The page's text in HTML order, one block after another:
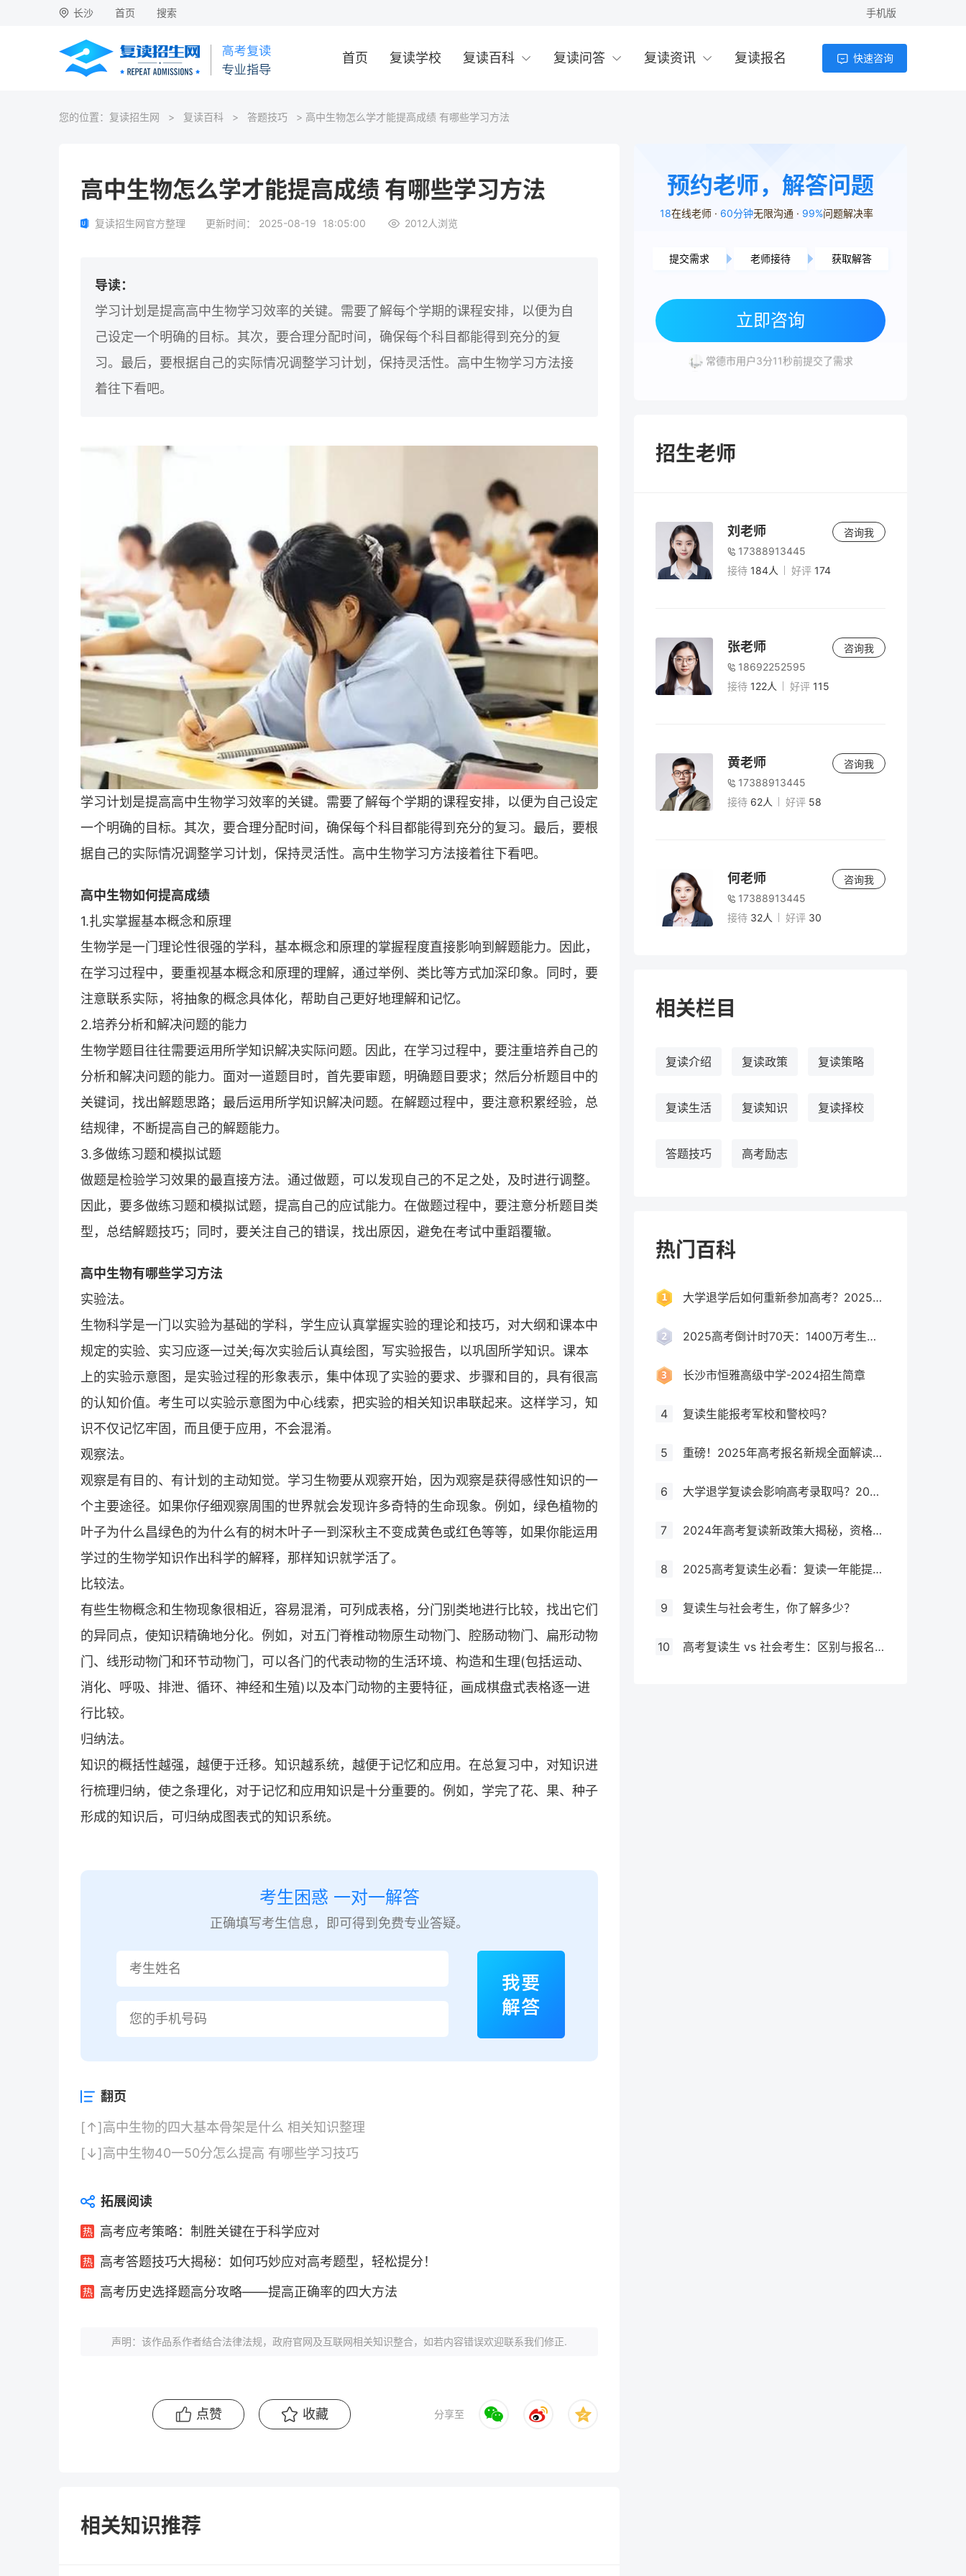
长沙 首页 搜索 手机版
首页 复读学校 复读百科 复读问答 复读资讯 复读报名 快速咨询
您的位置： 复读招生网 > 复读百科 > 答题技巧 > 高中生物怎么学才能提高成绩 有哪些学习方法
高中生物怎么学才能提高成绩 有哪些学习方法
复读招生网官方整理 更新时间： 2025-08-19 18:05:00 2012人浏览
导读：
学习计划是提高高中生物学习效率的关键。需要了解每个学期的课程安排，以便为自
己设定一个明确的目标。其次，要合理分配时间，确保每个科目都能得到充分的复
习。最后，要根据自己的实际情况调整学习计划，保持灵活性。高中生物学习方法接
着往下看吧。
学习计划是提高高中生物学习效率的关键。需要了解每个学期的课程安排，以便为自己设定
一个明确的目标。其次，要合理分配时间，确保每个科目都能得到充分的复习。最后，要根
据自己的实际情况调整学习计划，保持灵活性。高中生物学习方法接着往下看吧。
高中生物如何提高成绩
1.扎实掌握基本概念和原理
生物学是一门理论性很强的学科，基本概念和原理的掌握程度直接影响到解题能力。因此，
在学习过程中，要重视基本概念和原理的理解，通过举例、类比等方式加深印象。同时，要
注意联系实际，将抽象的概念具体化，帮助自己更好地理解和记忆。
2.培养分析和解决问题的能力
生物学题目往往需要运用所学知识解决实际问题。因此，在学习过程中，要注重培养自己的
分析和解决问题的能力。面对一道题目时，首先要审题，明确题目要求；然后分析题目中的
关键词，找出解题思路；最后运用所学知识解决问题。在解题过程中，要注意积累经验，总
结规律，不断提高自己的解题能力。
3.多做练习题和模拟试题
做题是检验学习效果的最直接方法。通过做题，可以发现自己的不足之处，及时进行调整。
因此，要多做练习题和模拟试题，提高自己的应试能力。在做题过程中，要注意分析题目类
型，总结解题技巧；同时，要关注自己的错误，找出原因，避免在考试中重蹈覆辙。
高中生物有哪些学习方法
实验法。
生物科学是一门以实验为基础的学科，学生应认真掌握实验的理论和技巧，对大纲和课本中
规定的实验、实习应逐一过关;每次实验后认真绘图，写实验报告，以巩固所学知识。课本
上的实验示意图，是实验过程的形象表示，集中体现了实验的要求、步骤和目的，具有很高
的认知价值。考生可以实验示意图为中心线索，把实验的相关知识串联起来。这样学习，知
识不仅记忆牢固，而且便于应用，不会混淆。
观察法。
观察是有目的、有计划的主动知觉。学习生物要从观察开始，因为观察是获得感性知识的一
个主要途径。如果你仔细观察周围的世界就会发现许多奇特的生命现象。例如，绿色植物的
叶子为什么昌绿色的为什么有的树木叶子一到深秋主不变成黄色或红色等等，如果你能运用
学过的生物学知识作出科学的解释，那样知识就学活了。
比较法。
有些生物概念和生物现象很相近，容易混淆，可列成表格，分门别类地进行比较，找出它们
的异同点，使知识精确地分化。例如，对五门脊椎动物原生动物门、腔肠动物门、扁形动物
门、线形动物门和环节动物门，可以各门的代表动物的生活环境、构造和生理(包括运动、
消化、呼吸、排泄、循环、神经和生殖)以及本门动物的主要特征，画成棋盘式表格逐一进
行比较。
归纳法。
知识的概括性越强，越便于迁移。知识越系统，越便于记忆和应用。在总复习中，对知识进
行梳理归纳，使之条理化，对于记忆和应用知识是十分重要的。例如，学完了花、果、种子
形成的知识后，可归纳成图表式的知识系统。
考生困惑 一对一解答
正确填写考生信息，即可得到免费专业答疑。
翻页
[↑]高中生物的四大基本骨架是什么 相关知识整理
[↓]高中生物40一50分怎么提高 有哪些学习技巧
拓展阅读
高考应考策略：制胜关键在于科学应对
高考答题技巧大揭秘：如何巧妙应对高考题型，轻松提分！
高考历史选择题高分攻略——提高正确率的四大方法
声明：该作品系作者结合法律法规，政府官网及互联网相关知识整合，如若内容错误欢迎联系我们修正.
点赞 收藏 分享至
相关知识推荐
预约老师，解答问题
18在线老师 60分钟无限沟通 99%问题解决率
提交需求 老师接待 获取解答
立即咨询
常德市用户3分11秒前提交了需求
益阳市用户5分17秒前提交了需求
常德市用户6分2秒前提交了需求
常德市用户3分11秒前提交了需求
长沙市用户7分37秒前提交了需求
招生老师
刘老师
17388913445
接待 184人 好评 174
咨询我
张老师
18692252595
接待 122人 好评 115
咨询我
黄老师
17388913445
接待 62人 好评 58
咨询我
何老师
17388913445
接待 32人 好评 30
咨询我
相关栏目
复读介绍 复读政策 复读策略
复读生活 复读知识 复读择校
答题技巧 高考励志
热门百科
大学退学后如何重新参加高考？2025年最新政策全解析
2025高考倒计时70天：1400万考生创历史新高，复读生占比突破40%！
长沙市恒雅高级中学-2024招生简章
4 复读生能报考军校和警校吗？
5 重磅！2025年高考报名新规全面解读，这些考生将失去报考资格！
6 大学退学复读会影响高考录取吗？2025年最新政策解读与成功策略
7 2024年高考复读新政策大揭秘，资格、次数、课程全解析
8 2025高考复读生必看：复读一年能提多少分？关键因素大揭秘！
9 复读生与社会考生，你了解多少？
10 高考复读生 vs 社会考生：区别与报名要求全解析